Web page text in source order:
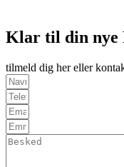
Klar til din nye
tilmeld dig her eller